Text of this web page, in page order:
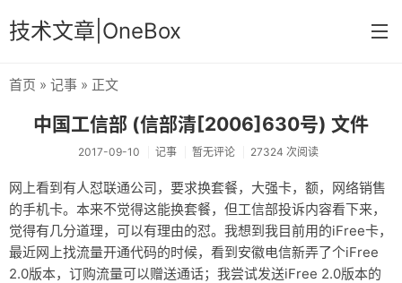
技术文章|OneBox
记事
文章归档
关于
首页 » 记事 » 正文
中国工信部 (信部清[2006]630号) 文件
2017-09-10 记事 暂无评论 27324 次阅读
网上看到有人怼联通公司，要求换套餐，大强卡，额，网络销售
的手机卡。本来不觉得这能换套餐，但工信部投诉内容看下来，
觉得有几分道理，可以有理由的怼。我想到我目前用的iFree卡，
最近网上找流量开通代码的时候，看到安徽电信新弄了个iFree
2.0版本，订购流量可以赠送通话；我尝试发送iFree 2.0版本的